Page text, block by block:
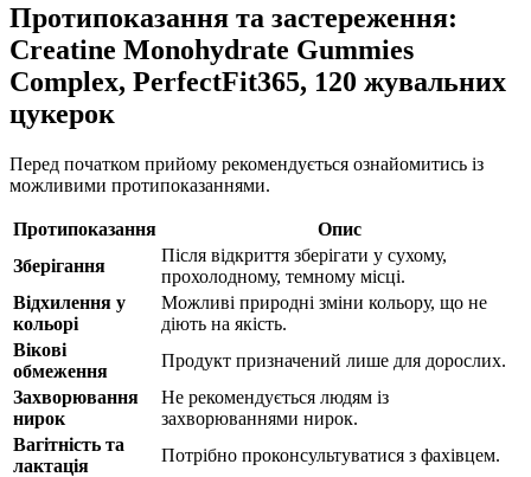
Протипоказання та застереження:
Creatine Monohydrate Gummies
Complex, PerfectFit365, 120 жувальних
цукерок
Перед початком прийому рекомендується ознайомитись із
можливими протипоказаннями.
Протипоказання
Опис
Зберігання
Після відкриття зберігати у сухому,
прохолодному, темному місці.
Відхилення у
кольорі
Можливі природні зміни кольору, що не
діють на якість.
Вікові
обмеження
Продукт призначений лише для дорослих.
Захворювання
нирок
Не рекомендується людям із
захворюваннями нирок.
Вагітність та
лактація
Потрібно проконсультуватися з фахівцем.